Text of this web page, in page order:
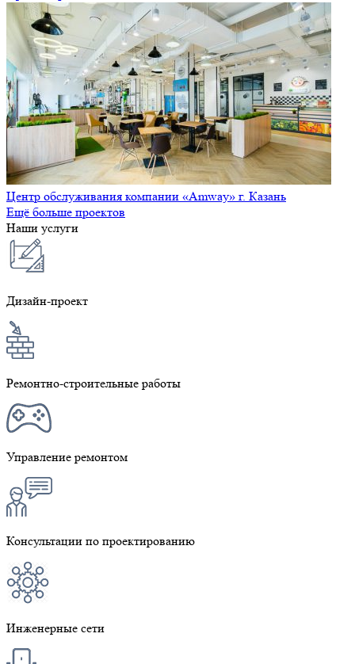
Центр обслуживания компании «Amway» г. Казань
Ещё больше проектов
Наши услуги
Дизайн-проект
Ремонтно-строительные работы
Управление ремонтом
Консультации по проектированию
Инженерные сети